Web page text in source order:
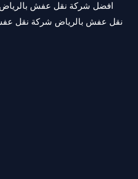
افضل شركة نقل عفش
نقل عفش بالرياض شركة نقل